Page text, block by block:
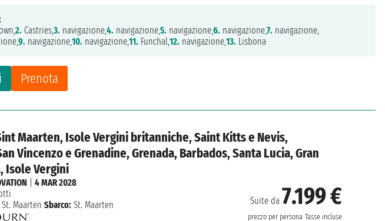
Prenota
2. Castries,3. navigazione,4. navigazione,5. navigazione,6. navigazione,7. navigazione,
9. navigazione,10. navigazione,11. Funchal,12. navigazione,13. Lisbona
Maarten, Isole Vergini britanniche, Saint Kitts e Nevis,
Vincenzo e Grenadine, Grenada, Barbados, Santa Lucia, Gran
Isole Vergini
Suite da 7.199 €
prezzo per persona Tasse incluse
|4 MAR 2028
St. Maarten Sbarco: St. Maarten